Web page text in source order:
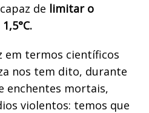
de limitar o
em termos científicos
nos tem dito, durante
enchentes mortais,
violentos: temos que